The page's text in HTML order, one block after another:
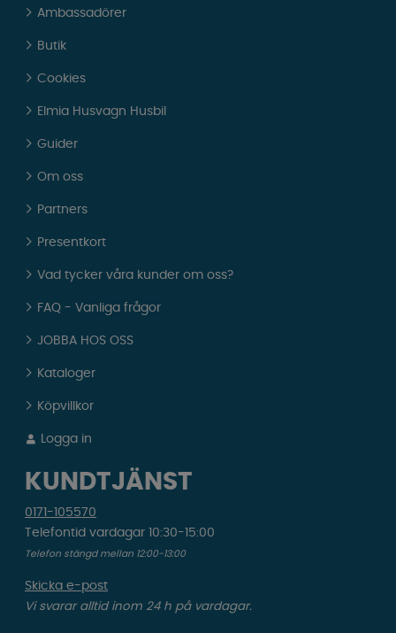
Ambassadörer
Butik
Cookies
Elmia Husvagn Husbil
Guider
Om oss
Partners
Presentkort
Vad tycker våra kunder om oss?
FAQ - Vanliga frågor
JOBBA HOS OSS
Kataloger
Köpvillkor
Logga in
KUNDTJÄNST
0171-105570
Telefontid vardagar 10:30-15:00
Telefon stängd mellan 12:00-13:00
Skicka e-post
Vi svarar alltid inom 24 h på vardagar.